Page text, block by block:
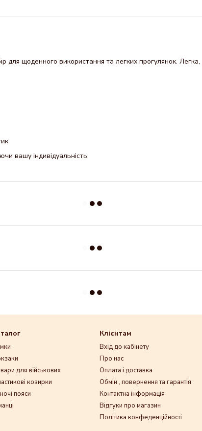
для щоденного використання та легких прогулянок.
вашу індивідуальність.
для військових
козирки
пояси
Клієнтам
Вхід до кабінету
Про нас
Оплата і доставка
Обмін , повернення та гарантія
Контактна інформація
Відгуки про магазин
Політика конфеденційності